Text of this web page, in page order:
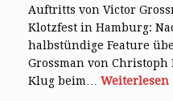
Auftritts von Victor
Klotzfest in Hamburg:
halbstündige Feature
Grossman von
Klug beim… Weiterlesen